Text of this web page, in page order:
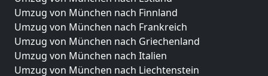
Umzug von München nach Finnland
Umzug von München nach Frankreich
Umzug von München nach Griechenland
Umzug von München nach Italien
Umzug von München nach Liechtenstein